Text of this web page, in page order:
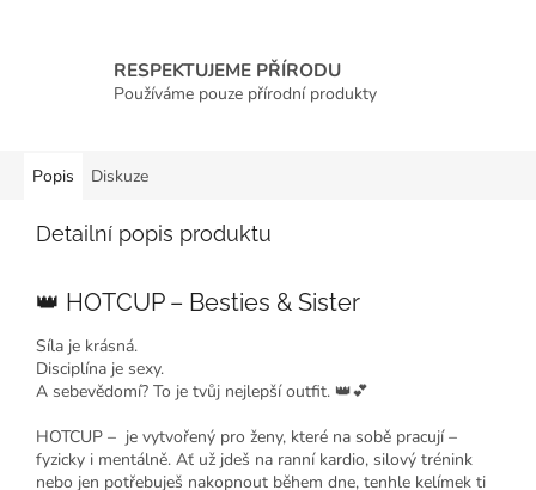
RESPEKTUJEME PŘÍRODU
Používáme pouze přírodní produkty
Popis Diskuze
Detailní popis produktu
a
P
T
e
l
👑 HOTCUP – Besties & Sister
Síla je krásná.
Disciplína je sexy.
A sebevědomí? To je tvůj nejlepší outfit. 👑💕
HOTCUP – je vytvořený pro ženy, které na sobě pracují –
fyzicky i mentálně. Ať už jdeš na ranní kardio, silový trénink
nebo jen potřebuješ nakopnout během dne, tenhle kelímek ti